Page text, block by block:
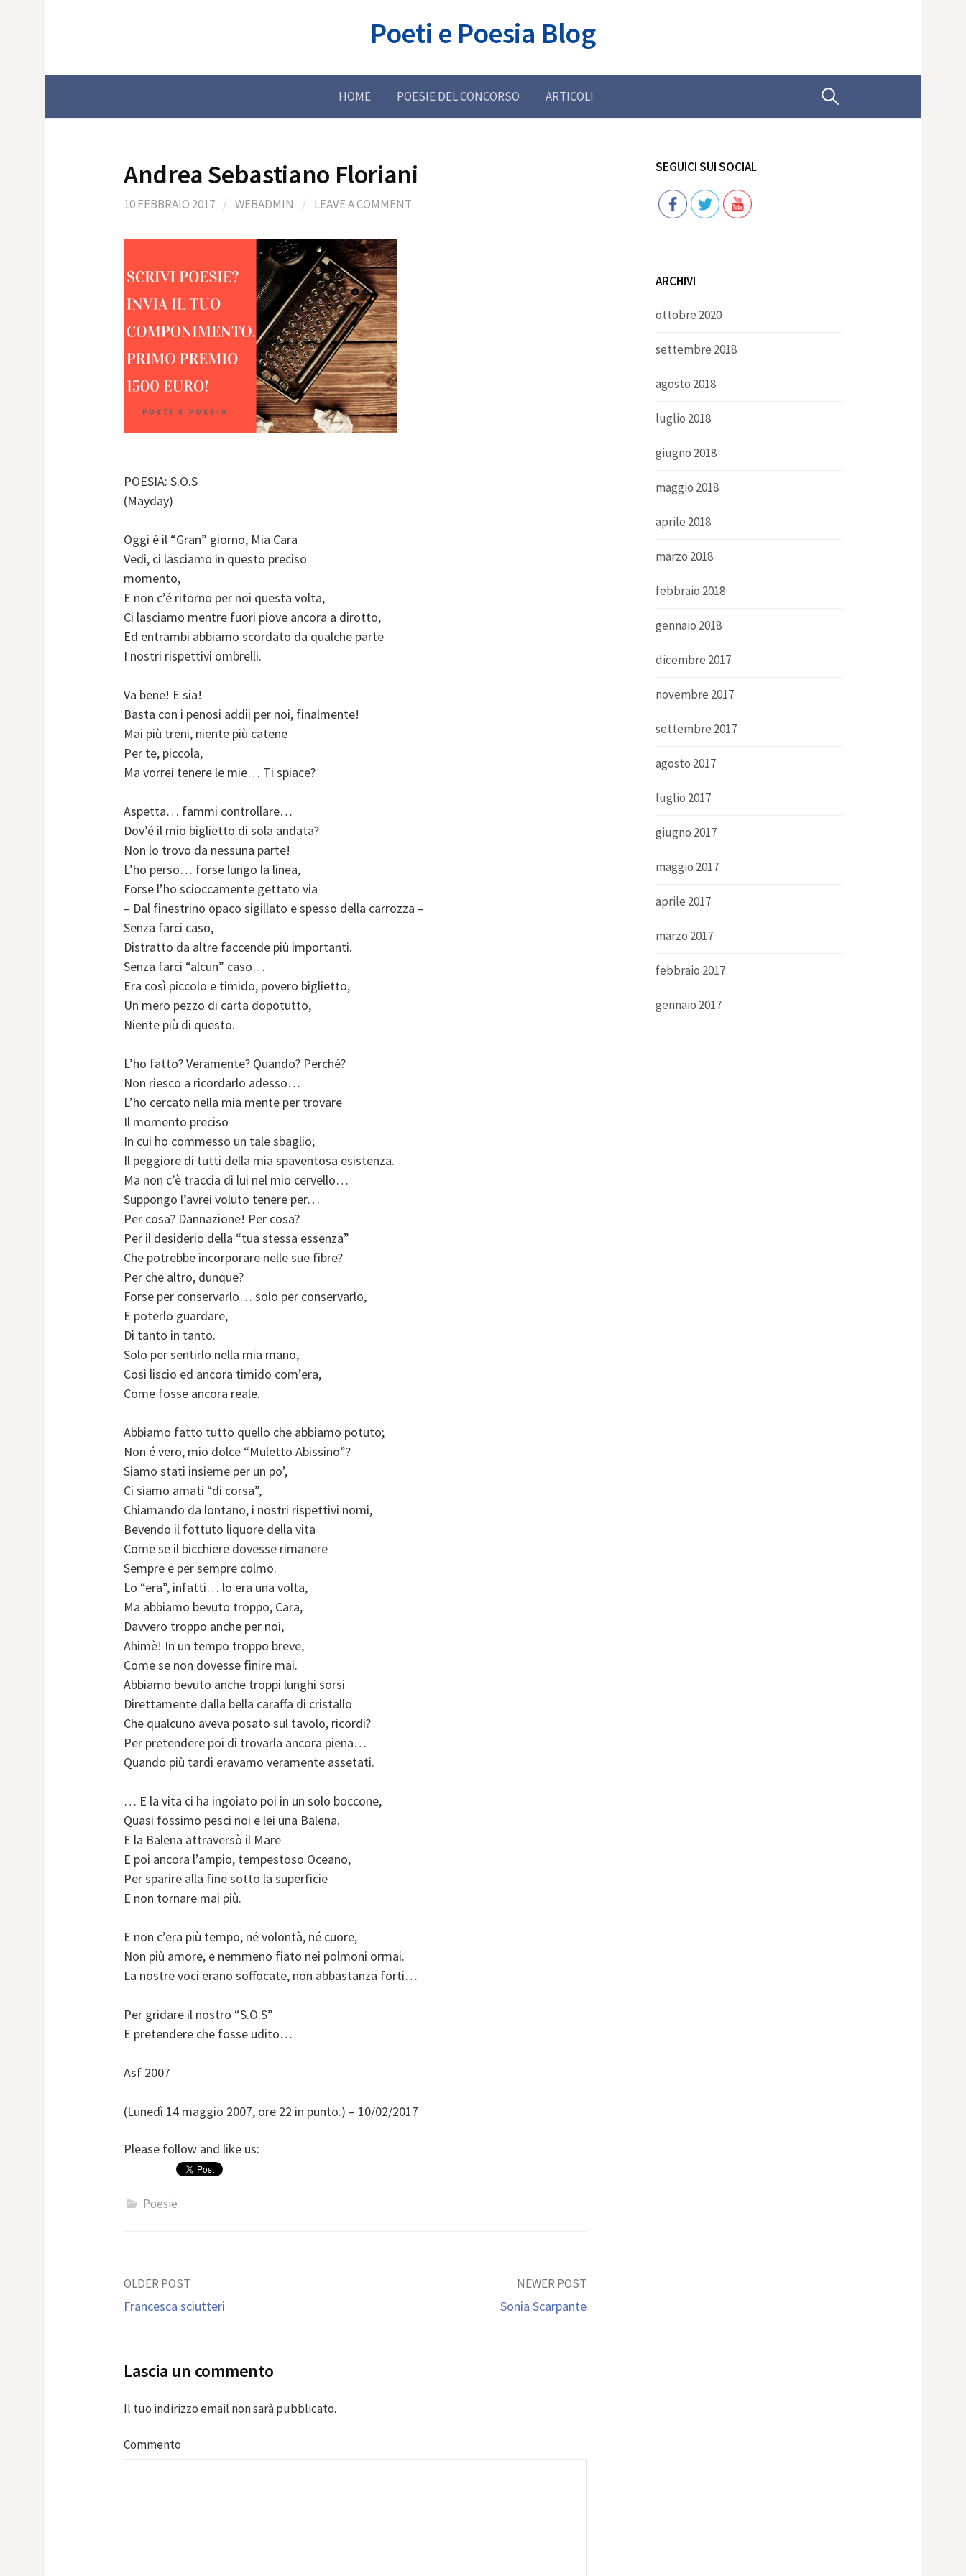
Poeti e Poesia Blog
HOME POESIE DEL CONCORSO ARTICOLI Ricerca
Andrea Sebastiano Floriani
10 FEBBRAIO 2017 / WEBADMIN / LEAVE A COMMENT
POESIA: S.O.S
(Mayday)
Oggi é il “Gran” giorno, Mia Cara
Vedi, ci lasciamo in questo preciso
momento,
E non c’é ritorno per noi questa volta,
Ci lasciamo mentre fuori piove ancora a dirotto,
Ed entrambi abbiamo scordato da qualche parte
I nostri rispettivi ombrelli.
Va bene! E sia!
Basta con i penosi addii per noi, finalmente!
Mai più treni, niente più catene
Per te, piccola,
Ma vorrei tenere le mie… Ti spiace?
Aspetta… fammi controllare…
Dov’é il mio biglietto di sola andata?
Non lo trovo da nessuna parte!
L’ho perso… forse lungo la linea,
Forse l’ho scioccamente gettato via
– Dal finestrino opaco sigillato e spesso della carrozza –
Senza farci caso,
Distratto da altre faccende più importanti.
Senza farci “alcun” caso…
Era così piccolo e timido, povero biglietto,
Un mero pezzo di carta dopotutto,
Niente più di questo.
L’ho fatto? Veramente? Quando? Perché?
Non riesco a ricordarlo adesso…
L’ho cercato nella mia mente per trovare
Il momento preciso
In cui ho commesso un tale sbaglio;
Il peggiore di tutti della mia spaventosa esistenza.
Ma non c’è traccia di lui nel mio cervello…
Suppongo l’avrei voluto tenere per…
Per cosa? Dannazione! Per cosa?
Per il desiderio della “tua stessa essenza”
Che potrebbe incorporare nelle sue fibre?
Per che altro, dunque?
Forse per conservarlo… solo per conservarlo,
E poterlo guardare,
Di tanto in tanto.
Solo per sentirlo nella mia mano,
Così liscio ed ancora timido com’era,
Come fosse ancora reale.
Abbiamo fatto tutto quello che abbiamo potuto;
Non é vero, mio dolce “Muletto Abissino”?
Siamo stati insieme per un po’,
Ci siamo amati “di corsa”,
Chiamando da lontano, i nostri rispettivi nomi,
Bevendo il fottuto liquore della vita
Come se il bicchiere dovesse rimanere
Sempre e per sempre colmo.
Lo “era”, infatti… lo era una volta,
Ma abbiamo bevuto troppo, Cara,
Davvero troppo anche per noi,
Ahimè! In un tempo troppo breve,
Come se non dovesse finire mai.
Abbiamo bevuto anche troppi lunghi sorsi
Direttamente dalla bella caraffa di cristallo
Che qualcuno aveva posato sul tavolo, ricordi?
Per pretendere poi di trovarla ancora piena…
Quando più tardi eravamo veramente assetati.
… E la vita ci ha ingoiato poi in un solo boccone,
Quasi fossimo pesci noi e lei una Balena.
E la Balena attraversò il Mare
E poi ancora l’ampio, tempestoso Oceano,
Per sparire alla fine sotto la superficie
E non tornare mai più.
E non c’era più tempo, né volontà, né cuore,
Non più amore, e nemmeno fiato nei polmoni ormai.
La nostre voci erano soffocate, non abbastanza forti…
Per gridare il nostro “S.O.S”
E pretendere che fosse udito…
Asf 2007
(Lunedì 14 maggio 2007, ore 22 in punto.) – 10/02/2017
Please follow and like us:
Poesie
Post
OLDER POST
Francesca sciutteri
NEWER POST
Sonia Scarpante
Lascia un commento
Il tuo indirizzo email non sarà pubblicato.
Commento
SEGUICI SUI SOCIAL
Follow
ARCHIVI
ottobre 2020
settembre 2018
agosto 2018
luglio 2018
giugno 2018
maggio 2018
aprile 2018
marzo 2018
febbraio 2018
gennaio 2018
dicembre 2017
novembre 2017
settembre 2017
agosto 2017
luglio 2017
giugno 2017
maggio 2017
aprile 2017
marzo 2017
febbraio 2017
gennaio 2017